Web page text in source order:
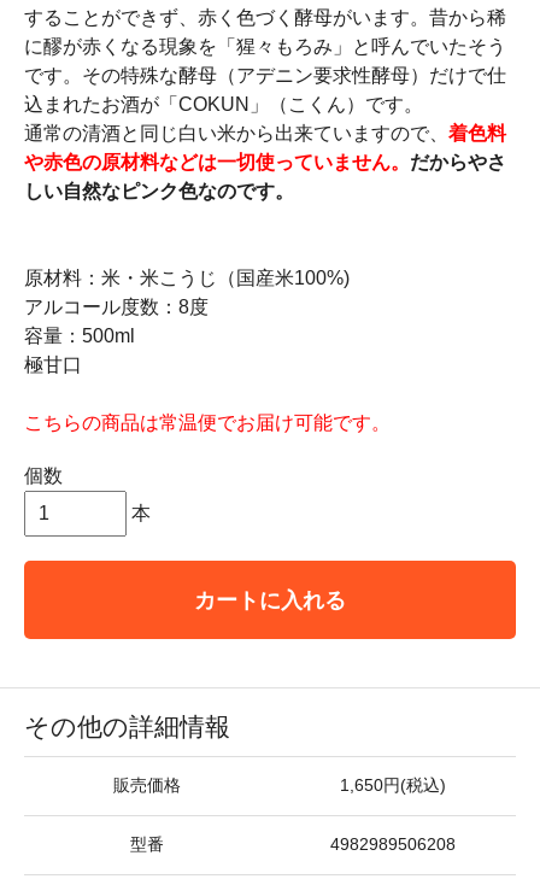
することができず、赤く色づく酵母がいます。昔から稀
に醪が赤くなる現象を「猩々もろみ」と呼んでいたそう
です。その特殊な酵母（アデニン要求性酵母）だけで仕
込まれたお酒が「COKUN」（こくん）です。
通常の清酒と同じ白い米から出来ていますので、 着色料
や赤色の原材料などは一切使っていません。 だからやさ
しい自然なピンク色なのです。
原材料：米・米こうじ（国産米100%)
アルコール度数：8度
容量：500ml
極甘口
こちらの商品は常温便でお届け可能です。
個数
本
カートに入れる
その他の詳細情報
販売価格 1,650円(税込)
型番 4982989506208